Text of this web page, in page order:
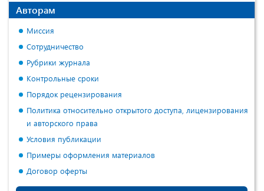
Авторам
Миссия
Сотрудничество
Рубрики журнала
Контрольные сроки
Порядок рецензирования
Политика относительно открытого доступа, лицензирования
и авторского права
Условия публикации
Примеры оформления материалов
Договор оферты